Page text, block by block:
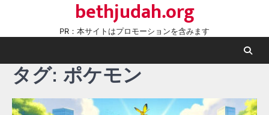
content
bethjudah.org
PR：本サイトはプロモーションを含みます
タグ: ポケモン